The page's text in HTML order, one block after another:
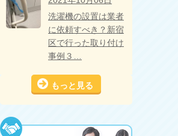
洗濯機の設置は業者
に依頼すべき？新宿
区で行った取り付け
事例３…
もっと見る